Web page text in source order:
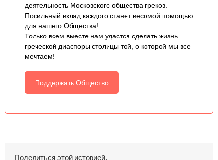
деятельность Московского общества греков.
Посильный вклад каждого станет весомой помощью
для нашего Общества!
Только всем вместе нам удастся сделать жизнь
греческой диаспоры столицы той, о которой мы все
мечтаем!
Поддержать Общество
Поделиться этой историей.